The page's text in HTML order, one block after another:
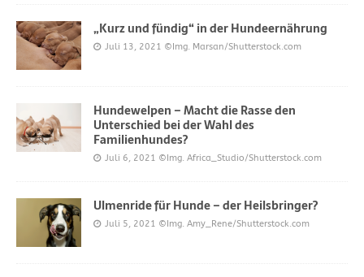
„Kurz und fündig“ in der Hundeernährung
Juli 13, 2021 ©Img. Marsan/Shutterstock.com
Hundewelpen – Macht die Rasse den
Unterschied bei der Wahl des
Familienhundes?
Juli 6, 2021 ©Img. Africa_Studio/Shutterstock.com
Ulmenride für Hunde – der Heilsbringer?
Juli 5, 2021 ©Img. Amy_Rene/Shutterstock.com